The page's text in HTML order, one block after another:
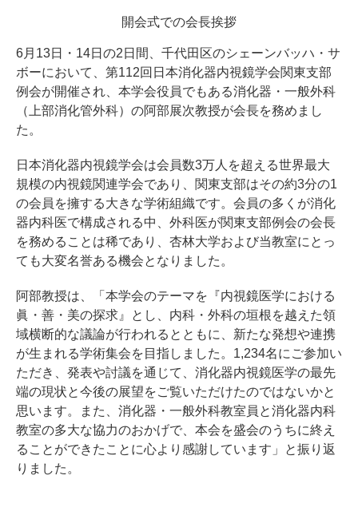
開会式での会長挨拶
6月13日・14日の2日間、千代田区のシェーンバッハ・サ
ボーにおいて、第112回日本消化器内視鏡学会関東支部
例会が開催され、本学会役員でもある消化器・一般外科
（上部消化管外科）の阿部展次教授が会長を務めまし
た。
日本消化器内視鏡学会は会員数3万人を超える世界最大
規模の内視鏡関連学会であり、関東支部はその約3分の1
の会員を擁する大きな学術組織です。会員の多くが消化
器内科医で構成される中、外科医が関東支部例会の会長
を務めることは稀であり、杏林大学および当教室にとっ
ても大変名誉ある機会となりました。
阿部教授は、「本学会のテーマを『内視鏡医学における
眞・善・美の探求』とし、内科・外科の垣根を越えた領
域横断的な議論が行われるとともに、新たな発想や連携
が生まれる学術集会を目指しました。1,234名にご参加い
ただき、発表や討議を通じて、消化器内視鏡医学の最先
端の現状と今後の展望をご覧いただけたのではないかと
思います。また、消化器・一般外科教室員と消化器内科
教室の多大な協力のおかげで、本会を盛会のうちに終え
ることができたことに心より感謝しています」と振り返
りました。